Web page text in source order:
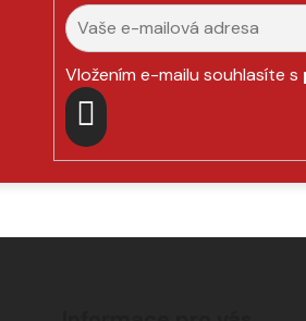
Vložením e-mailu souhlasíte s
PŘIHLÁSIT
SE